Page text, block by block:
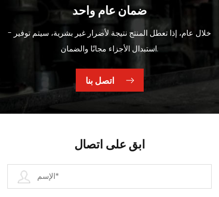
ضمان عام واحد
- خلال عام، إذا تعطل المنتج نتيجة لأضرار غير بشرية، سيتم توفير
استبدال الأجزاء مجانًا والضمان.
اتصل بنا
ابق على اتصال